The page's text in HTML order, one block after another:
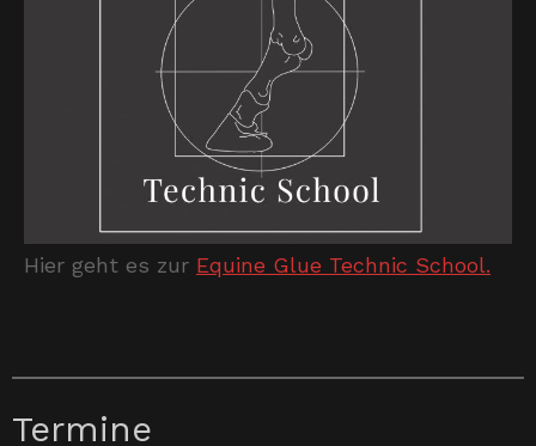
Hier geht es zur Equine Glue Technic School.
Termine